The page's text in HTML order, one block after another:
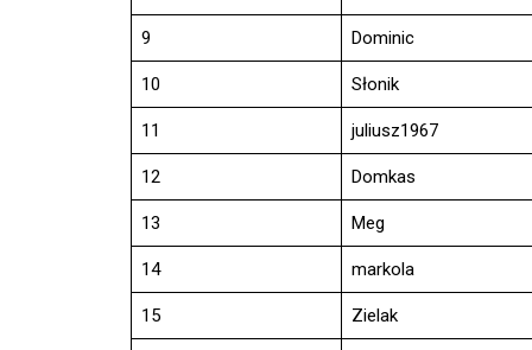
9 Dominic
10 Słonik
11 juliusz1967
12 Domkas
13 Meg
14 markola
15 Zielak